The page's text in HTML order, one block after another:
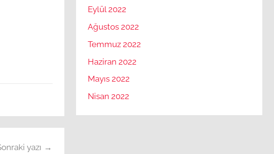
yazı
Eylül 2022
Ağustos 2022
Temmuz 2022
Haziran 2022
Mayıs 2022
Nisan 2022